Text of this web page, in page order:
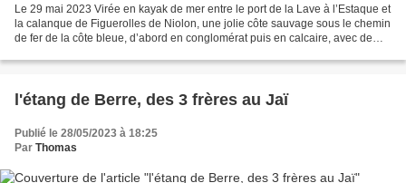
Le 29 mai 2023 Virée en kayak de mer entre le port de la Lave à l’Estaque et
la calanque de Figuerolles de Niolon, une jolie côte sauvage sous le chemin
de fer de la côte bleue, d’abord en conglomérat puis en calcaire, avec de
l'étang de Berre, des 3 frères au Jaï
Publié le 28/05/2023 à 18:25
Par Thomas